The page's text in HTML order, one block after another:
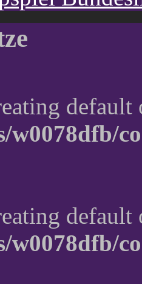
w0078dfb/
w0078dfb/